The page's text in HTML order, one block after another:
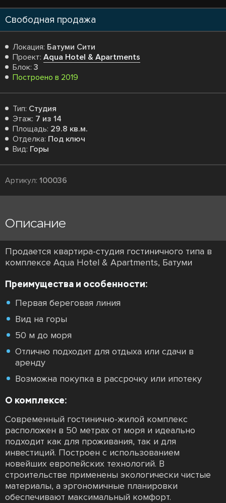
Свободная продажа
Локация: Батуми Сити
Проект: Aqua Hotel & Apartments
Блок: 3
Построено в 2019
Тип: Студия
Этаж: 7 из 14
Площадь: 29.8 кв.м.
Отделка: Под ключ
Вид: Горы
Артикул: 100036
Описание
Продается квартира-студия гостиничного типа в
комплексе Aqua Hotel & Apartments, Батуми
Преимущества и особенности:
Первая береговая линия
Вид на горы
50 м до моря
Отлично подходит для отдыха или сдачи в
аренду
Возможна покупка в рассрочку или ипотеку
О комплексе:
Современный гостинично-жилой комплекс
расположен в 50 метрах от моря и идеально
подходит как для проживания, так и для
инвестиций. Построен с использованием
новейших европейских технологий. В
строительстве применены экологически чистые
материалы, а эргономичные планировки
обеспечивают максимальный комфорт.